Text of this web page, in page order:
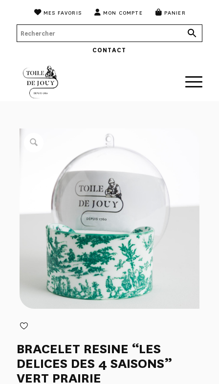
MES FAVORIS MON COMPTE PANIER
CONTACT
BRACELET RESINE “LES
DELICES DES 4 SAISONS”
VERT PRAIRIE